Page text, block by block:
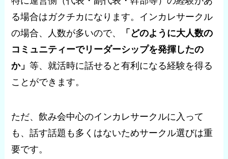
る場合はガクチカになります。インカレサークル
の場合、人数が多いので、
「どのように大人数の
コミュニティーでリーダーシップを発揮したの
か」等、就活時に話せると有利になる経験を得る
ことができます。
ただ、飲み会中心のインカレサークルに入って
も、話す話題も多くはないためサークル選びは重
要です。